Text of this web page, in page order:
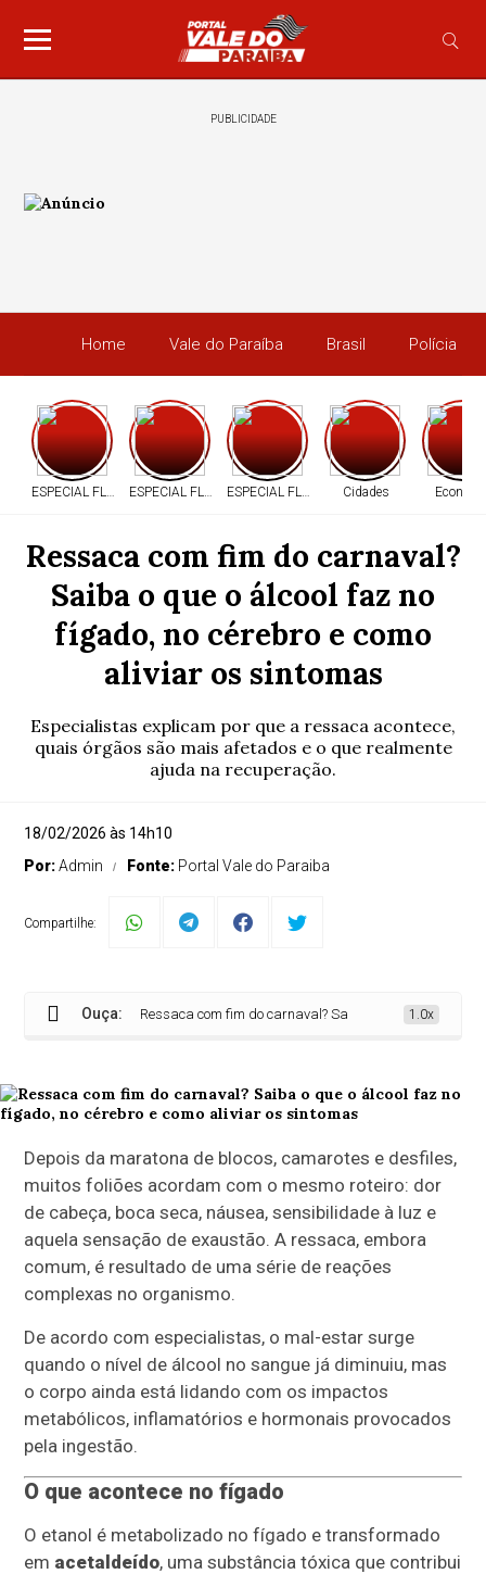
PUBLICIDADE
Home Vale do Paraíba Brasil Polícia
ESPECIAL FLÓRIDAESPECIAL FLÓRIDAESPECIAL FLÓRIDA Cidades
Ressaca com fim do carnaval?
Saiba o que o álcool faz no
fígado, no cérebro e como
aliviar os sintomas
Especialistas explicam por que a ressaca acontece,
quais órgãos são mais afetados e o que realmente
ajuda na recuperação.
18/02/2026 às 14h10
Por:Admin Fonte: Portal Vale do Paraiba
Compartilhe:
Ouça:Ressaca com fim do carnaval? Saiba o que o álcool faz no
1.0x
Depois da maratona de blocos, camarotes e desfiles,
muitos foliões acordam com o mesmo roteiro: dor
de cabeça, boca seca, náusea, sensibilidade à luz e
aquela sensação de exaustão. A ressaca, embora
comum, é resultado de uma série de reações
complexas no organismo.
De acordo com especialistas, o mal-estar surge
quando o nível de álcool no sangue já diminuiu, mas
o corpo ainda está lidando com os impactos
metabólicos, inflamatórios e hormonais provocados
pela ingestão.
O que acontece no fígado
O etanol é metabolizado no fígado e transformado
em acetaldeído, uma substância tóxica que contribui